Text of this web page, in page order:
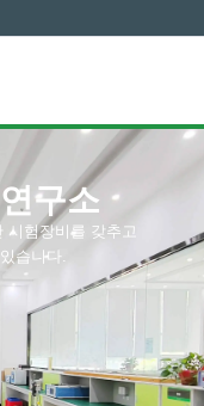
구소
시험장비를 갖추고
습니다.